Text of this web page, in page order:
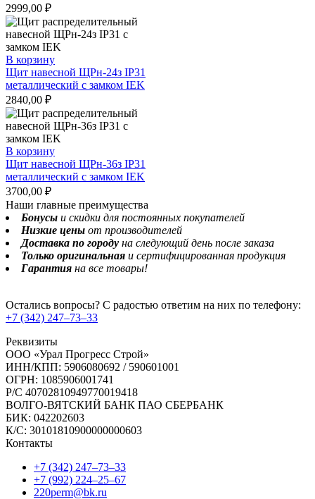
2999,00 ₽
В корзину
Щит навесной ЩРн-24з IP31
металлический с замком IEK
2840,00 ₽
В корзину
Щит навесной ЩРн-36з IP31
металлический с замком IEK
3700,00 ₽
Наши главные преимущества
Бонусы и скидки для постоянных покупателей
Низкие цены от производителей
Доставка по городу на следующий день после заказа
Только оригинальная и сертифицированная продукция
Гарантия на все товары!
Остались вопросы? С радостью ответим на них по телефону:
+7 (342) 247‒73‒33
Реквизиты
ООО «Урал Прогресс Строй»
ИНН/КПП: 5906080692 / 590601001
ОГРН: 1085906001741
Р/C 40702810949770019418
ВОЛГО-ВЯТСКИЙ БАНК ПАО СБЕРБАНК
БИК: 042202603
К/С: 30101810900000000603
Контакты
+7 (342) 247‒73‒33
+7 (992) 224‒25‒67
220perm@bk.ru